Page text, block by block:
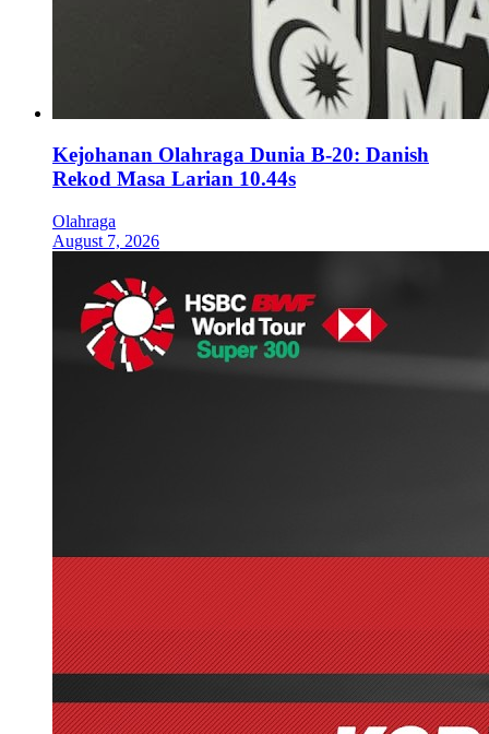
Kejohanan Olahraga Dunia B-20: Danish
Rekod Masa Larian 10.44s
Olahraga
August 7, 2026